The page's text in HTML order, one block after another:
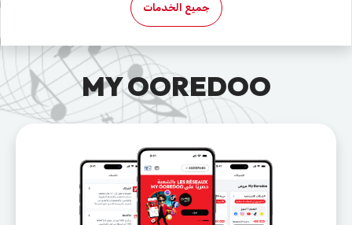
جميع الخدمات
MY OOREDOO